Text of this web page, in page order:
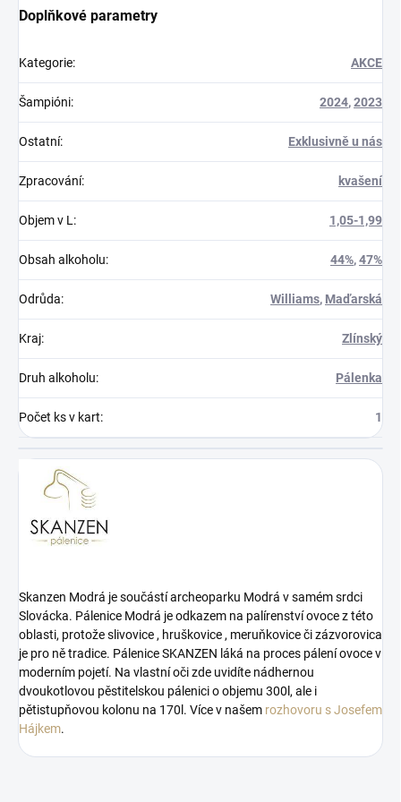
Doplňkové parametry
Kategorie: AKCE
Šampióni: 2024,2023
Ostatní: Exklusivně u nás
Zpracování: kvašení
Objem v L : 1,05-1,99
Obsah alkoholu: 44%,47%
Odrůda: Williams, Maďarská
Kraj: Zlínský
Druh alkoholu: Pálenka
Počet ks v kart: 1
Skanzen Modrá je součástí archeoparku Modrá v samém srdci
Slovácka. Pálenice Modrá je odkazem na palírenství ovoce z této
oblasti, protože slivovice , hruškovice , meruňkovice či zázvorovica
je pro ně tradice. Pálenice SKANZEN láká na proces pálení ovoce v
moderním pojetí. Na vlastní oči zde uvidíte nádhernou
dvoukotlovou pěstitelskou pálenici o objemu 300l, ale i
pětistupňovou kolonu na 170l. Více v našem rozhovoru s Josefem
Hájkem.